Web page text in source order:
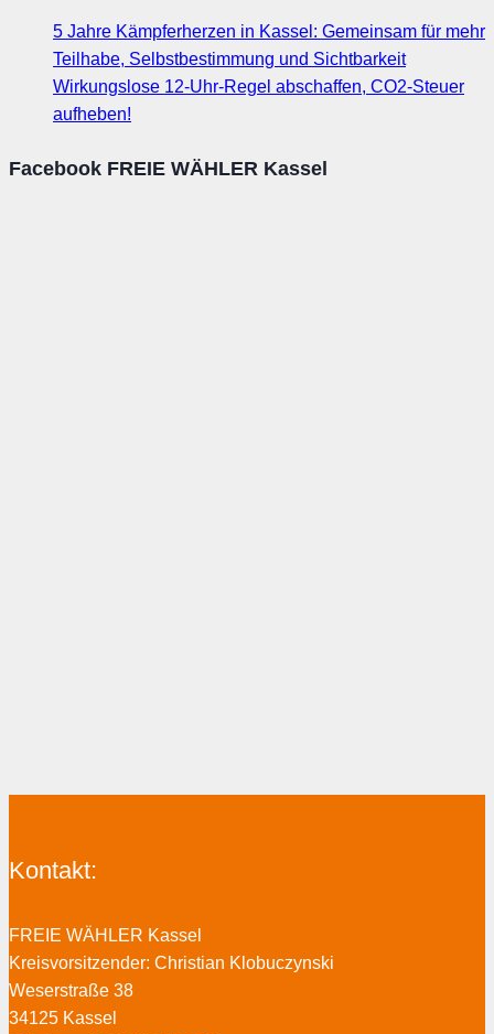
5 Jahre Kämpferherzen in Kassel: Gemeinsam für mehr
Teilhabe, Selbstbestimmung und Sichtbarkeit
Wirkungslose 12-Uhr-Regel abschaffen, CO2-Steuer
aufheben!
Facebook FREIE WÄHLER Kassel
Kontakt:
FREIE WÄHLER Kassel
Kreisvorsitzender: Christian Klobuczynski
Weserstraße 38
34125 Kassel